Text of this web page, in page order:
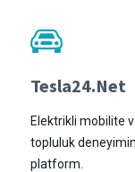
Tesla24.Net
Elektrikli mobilite
topluluk
platform.